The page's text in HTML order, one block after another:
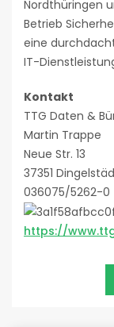
Nordthüringen
Betrieb
eine
IT-
Kontakt
TTG Daten &
Martin Trappe
Neue Str. 13
37351
036075/5262-0
https://